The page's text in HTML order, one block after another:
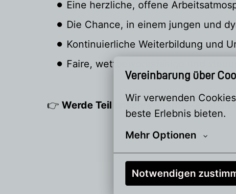
Vereinbarung über
Wir verwenden
beste Erlebnis bieten.
Mehr Optionen
Notwendigen
Eine herzliche, offene
Die Chance, in einem jungen und
Kontinuierliche Weiterbildung und
Faire, wettbewerbsfähige und
👉 Werde Teil unseres Teams – egal